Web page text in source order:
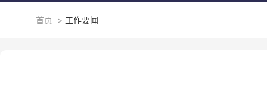
首页 > 工作要闻